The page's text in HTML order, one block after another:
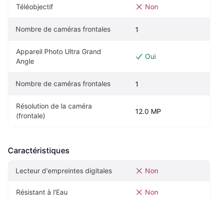
Téléobjectif Non
Nombre de caméras frontales 1
Appareil Photo Ultra Grand
Angle
Oui
Nombre de caméras frontales 1
Résolution de la caméra
(frontale)
12.0 MP
Caractéristiques
Lecteur d'empreintes digitales Non
Résistant à l'Eau Non